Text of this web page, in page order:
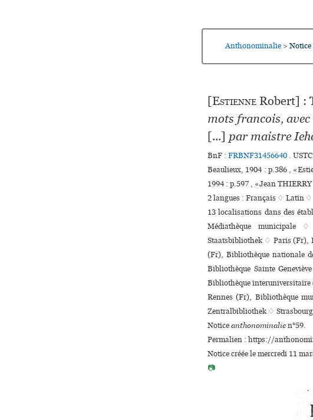
Anthonominalie > Notice
[Estienne Robert] :
mots francois, avec
[...] par maistre
BnF : FRBNF31456640 .
Beaulieux, 1904 : p.386 ,
1994 : p.597 , «Jean
2 langues : Français ♢ Latin ♢
13 localisations dans des
Médiathèque muni­ci­pale
Staatsbibliothek ♢ Paris (Fr),
(Fr), Bibliothèque nationale
Bibliothèque Sainte
Bibliothèque inte­ru­ni­ver­si­taire
Rennes (Fr), Bibliothèque
Zentralbibliothek ♢
Noticeanthonominalien°59.
Permalien : https://
Notice créée le mercredi 11
📷